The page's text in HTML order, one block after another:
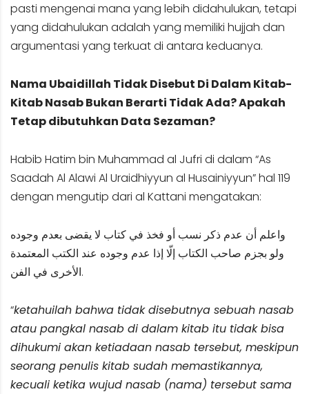
pasti mengenai mana yang lebih didahulukan, tetapi
yang didahulukan adalah yang memiliki hujjah dan
argumentasi yang terkuat di antara keduanya.
Nama Ubaidillah Tidak Disebut Di Dalam Kitab-
Kitab Nasab Bukan Berarti Tidak Ada? Apakah
Tetap dibutuhkan Data Sezaman?
Habib Hatim bin Muhammad al Jufri di dalam “As
Saadah Al Alawi Al Uraidhiyyun al Husainiyyun” hal 119
dengan mengutip dari al Kattani mengatakan:
واعلم أن عدم ذكر نسب أو فخذ في كتاب لا يقضى بعدم وجوده
ولو بجزم صاحب الكتاب إلّا إذا عدم وجوده عند الكتب المعتمدة
الأخرى في الفن.
“ketahuilah bahwa tidak disebutnya sebuah nasab
atau pangkal nasab di dalam kitab itu tidak bisa
dihukumi akan ketiadaan nasab tersebut, meskipun
seorang penulis kitab sudah memastikannya,
kecuali ketika wujud nasab (nama) tersebut sama